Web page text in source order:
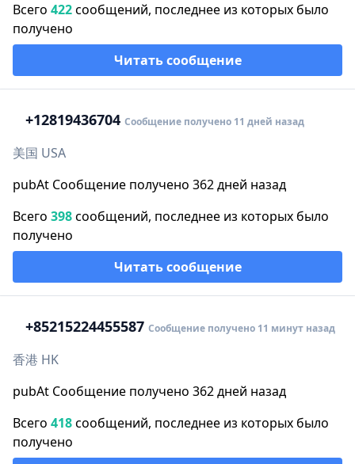
Всего 422сообщений, последнее из которых было
получено
Читать сообщение
+12819436704 Сообщение получено 11 дней назад
美国 USA
pubAt Сообщение получено 362 дней назад
Всего 398сообщений, последнее из которых было
получено
Читать сообщение
+85215224455587 Сообщение получено 11 минут назад
香港 HK
pubAt Сообщение получено 362 дней назад
Всего 418сообщений, последнее из которых было
получено